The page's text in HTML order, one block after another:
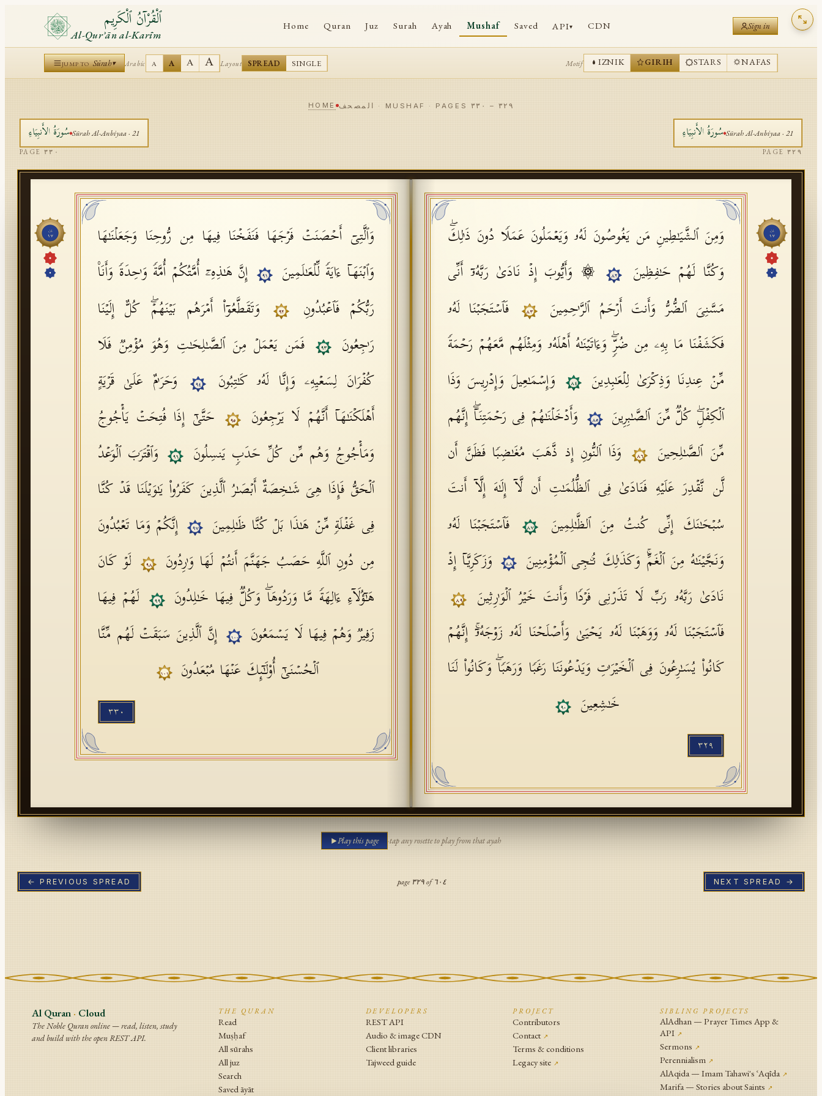
ٱلْقُرْآنُ ٱلْكَرِيم
Al-Qurʾān al-Karīm
Home Quran Juz Surah Ayah Mushaf Saved API▾ CDN Sign in
JUMP TO Sūrah▾ Arabic A A A A Layout SPREAD SINGLE Motif IZNIK GIRIH STARS NAFAS
HOME المصحف · MUSHAF · PAGES ٣٢٩ – ٣٣٠
سُورَةُالأَنبِيَاءِ SūrahAl-Anbiyaa· 21
PAGE ٣٣٠
سُورَةُالأَنبِيَاءِ SūrahAl-Anbiyaa· 21
PAGE ٣٢٩
جُزْء
١٧
وَٱلَّتِیۤ أَحۡصَنَتۡ فَرۡجَهَا فَنَفَخۡنَا فِیهَا مِن رُّوحِنَا وَجَعَلۡنَـٰهَا
وَٱبۡنَهَاۤ ءَایَةࣰ لِّلۡعَـٰلَمِینَ
٩١
إِنَّ هَـٰذِهِۦۤ أُمَّتُكُمۡ أُمَّةࣰ وَ ٰ⁠حِدَةࣰ وَأَنَا۠
رَبُّكُمۡ فَٱعۡبُدُونِ
٩٢
وَتَقَطَّعُوۤا۟ أَمۡرَهُم بَیۡنَهُمۡۖ كُلٌّ إِلَیۡنَا
رَ ٰ⁠جِعُونَ
٩٣
فَمَن یَعۡمَلۡ مِنَ ٱلصَّـٰلِحَـٰتِ وَهُوَ مُؤۡمِنࣱ فَلَا
كُفۡرَانَ لِسَعۡیِهِۦ وَإِنَّا لَهُۥ كَـٰتِبُونَ
٩٤
وَحَرَ ٰ⁠مٌ عَلَىٰ قَرۡیَةٍ
أَهۡلَكۡنَـٰهَاۤ أَنَّهُمۡ لَا یَرۡجِعُونَ
٩٥
حَتَّىٰۤ إِذَا فُتِحَتۡ یَأۡجُوجُ
وَمَأۡجُوجُ وَهُم مِّن كُلِّ حَدَبࣲ یَنسِلُونَ
٩٦
وَٱقۡتَرَبَ ٱلۡوَعۡدُ
ٱلۡحَقُّ فَإِذَا هِیَ شَـٰخِصَةٌ أَبۡصَـٰرُ ٱلَّذِینَ كَفَرُوا۟ یَـٰوَیۡلَنَا قَدۡ كُنَّا
فِی غَفۡلَةࣲ مِّنۡ هَـٰذَا بَلۡ كُنَّا ظَـٰلِمِینَ
٩٧
إِنَّكُمۡ وَمَا تَعۡبُدُونَ
مِن دُونِ ٱللَّهِ حَصَبُ جَهَنَّمَ أَنتُمۡ لَهَا وَ ٰ⁠رِدُونَ
٩٨
لَوۡ كَانَ
هَـٰۤؤُلَاۤءِ ءَالِهَةࣰ مَّا وَرَدُوهَاۖ وَكُلࣱّ فِیهَا خَـٰلِدُونَ
٩٩
لَهُمۡ فِیهَا
زَفِیرࣱ وَهُمۡ فِیهَا لَا یَسۡمَعُونَ
١٠٠
إِنَّ ٱلَّذِینَ سَبَقَتۡ لَهُم مِّنَّا
ٱلۡحُسۡنَىٰۤ أُو۟لَـٰۤىِٕكَ عَنۡهَا مُبۡعَدُونَ
١٠١
٣٣٠
جُزْء
١٧
وَمِنَ ٱلشَّیَـٰطِینِ مَن یَغُوصُونَ لَهُۥ وَیَعۡمَلُونَ عَمَلࣰا دُونَ ذَ ٰ⁠لِكَۖ
وَكُنَّا لَهُمۡ حَـٰفِظِینَ
٨٢
۞ وَأَیُّوبَ إِذۡ نَادَىٰ رَبَّهُۥۤ أَنِّی
مَسَّنِیَ ٱلضُّرُّ وَأَنتَ أَرۡحَمُ ٱلرَّ ٰ⁠حِمِینَ
٨٣
فَٱسۡتَجَبۡنَا لَهُۥ
فَكَشَفۡنَا مَا بِهِۦ مِن ضُرࣲّۖ وَءَاتَیۡنَـٰهُ أَهۡلَهُۥ وَمِثۡلَهُم مَّعَهُمۡ رَحۡمَةࣰ
مِّنۡ عِندِنَا وَذِكۡرَىٰ لِلۡعَـٰبِدِینَ
٨٤
وَإِسۡمَـٰعِیلَ وَإِدۡرِیسَ وَذَا
ٱلۡكِفۡلِۖ كُلࣱّ مِّنَ ٱلصَّـٰبِرِینَ
٨٥
وَأَدۡخَلۡنَـٰهُمۡ فِی رَحۡمَتِنَاۤۖ إِنَّهُم
مِّنَ ٱلصَّـٰلِحِینَ
٨٦
وَذَا ٱلنُّونِ إِذ ذَّهَبَ مُغَـٰضِبࣰا فَظَنَّ أَن
لَّن نَّقۡدِرَ عَلَیۡهِ فَنَادَىٰ فِی ٱلظُّلُمَـٰتِ أَن لَّاۤ إِلَـٰهَ إِلَّاۤ أَنتَ
سُبۡحَـٰنَكَ إِنِّی كُنتُ مِنَ ٱلظَّـٰلِمِینَ
٨٧
فَٱسۡتَجَبۡنَا لَهُۥ
وَنَجَّیۡنَـٰهُ مِنَ ٱلۡغَمِّۚ وَكَذَ ٰ⁠لِكَ نُـۨجِی ٱلۡمُؤۡمِنِینَ
٨٨
وَزَكَرِیَّاۤ إِذۡ
نَادَىٰ رَبَّهُۥ رَبِّ لَا تَذَرۡنِی فَرۡدࣰا وَأَنتَ خَیۡرُ ٱلۡوَ ٰ⁠رِثِینَ
٨٩
فَٱسۡتَجَبۡنَا لَهُۥ وَوَهَبۡنَا لَهُۥ یَحۡیَىٰ وَأَصۡلَحۡنَا لَهُۥ زَوۡجَهُۥۤۚ إِنَّهُمۡ
كَانُوا۟ یُسَـٰرِعُونَ فِی ٱلۡخَیۡرَ ٰ⁠تِ وَیَدۡعُونَنَا رَغَبࣰا وَرَهَبࣰاۖ وَكَانُوا۟ لَنَا
خَـٰشِعِینَ
٩٠
٣٢٩
Play this page ·tap any rosette to play from that ayah
← PREVIOUS SPREAD page ٣٢٩of٦٠٤ NEXT SPREAD →
Al Quran · Cloud
The Noble Quran online — read, listen, study
and build with the open REST API.
THE QURAN
Read
Muṣḥaf
All sūrahs
All juz
Search
Saved āyāt
DEVELOPERS
REST API
Audio & image CDN
Client libraries
Tajweed guide
PROJECT
Contributors
Contact ↗
Terms & conditions
Legacy site ↗
SIBLING PROJECTS
AlAdhan — Prayer Times App &
API ↗
Sermons ↗
Perennialism ↗
AlAqida — Imam Tahawi's ʿAqīda ↗
Marifa — Stories about Saints ↗